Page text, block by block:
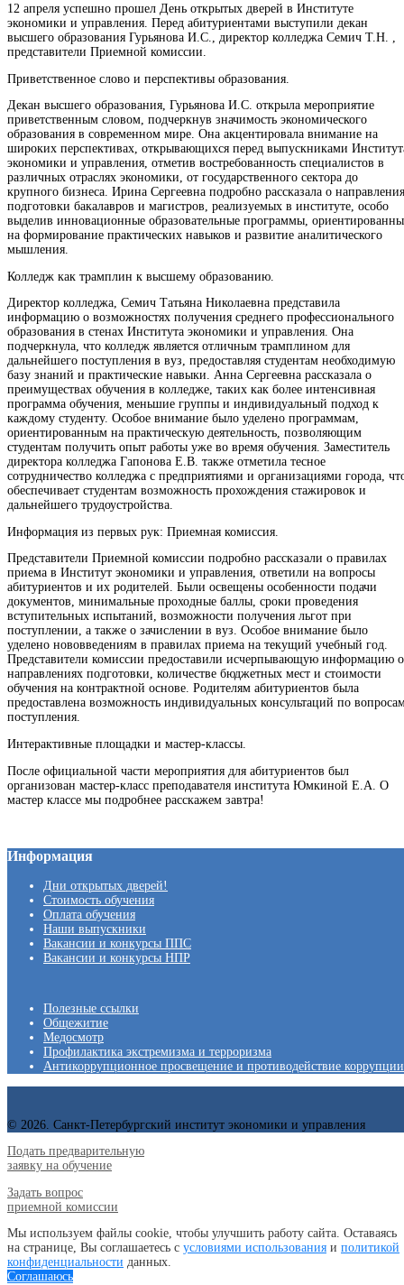
12 апреля успешно прошел День открытых дверей в Институте
экономики и управления. Перед абитуриентами выступили декан
высшего образования Гурьянова И.С., директор колледжа Семич Т.Н. ,
представители Приемной комиссии.
Приветственное слово и перспективы образования.
Декан высшего образования, Гурьянова И.С. открыла мероприятие
приветственным словом, подчеркнув значимость экономического
образования в современном мире. Она акцентировала внимание на
широких перспективах, открывающихся перед выпускниками
экономики и управления, отметив востребованность специалистов в
различных отраслях экономики, от государственного сектора до
крупного бизнеса. Ирина Сергеевна подробно рассказала о
подготовки бакалавров и магистров, реализуемых в институте, особо
выделив инновационные образовательные программы,
на формирование практических навыков и развитие аналитического
мышления.
Колледж как трамплин к высшему образованию.
Директор колледжа, Семич Татьяна Николаевна представила
информацию о возможностях получения среднего профессионального
образования в стенах Института экономики и управления. Она
подчеркнула, что колледж является отличным трамплином для
дальнейшего поступления в вуз, предоставляя студентам необходимую
базу знаний и практические навыки. Анна Сергеевна рассказала о
преимуществах обучения в колледже, таких как более интенсивная
программа обучения, меньшие группы и индивидуальный подход к
каждому студенту. Особое внимание было уделено программам,
ориентированным на практическую деятельность, позволяющим
студентам получить опыт работы уже во время обучения. Заместитель
директора колледжа Гапонова Е.В. также отметила тесное
сотрудничество колледжа с предприятиями и организациями города,
обеспечивает студентам возможность прохождения стажировок и
дальнейшего трудоустройства.
Информация из первых рук: Приемная комиссия.
Представители Приемной комиссии подробно рассказали о правилах
приема в Институт экономики и управления, ответили на вопросы
абитуриентов и их родителей. Были освещены особенности подачи
документов, минимальные проходные баллы, сроки проведения
вступительных испытаний, возможности получения льгот при
поступлении, а также о зачислении в вуз. Особое внимание было
уделено нововведениям в правилах приема на текущий учебный год.
Представители комиссии предоставили исчерпывающую информацию о
направлениях подготовки, количестве бюджетных мест и стоимости
обучения на контрактной основе. Родителям абитуриентов была
предоставлена возможность индивидуальных консультаций по
поступления.
Интерактивные площадки и мастер-классы.
После официальной части мероприятия для абитуриентов был
организован мастер-класс преподавателя института Юмкиной Е.А. О
мастер классе мы подробнее расскажем завтра!
Информация
Дни открытых дверей!
Стоимость обучения
Оплата обучения
Наши выпускники
Вакансии и конкурсы ППС
Вакансии и конкурсы НПР
Полезные ссылки
Общежитие
Медосмотр
Профилактика экстремизма и терроризма
Антикоррупционное просвещение и противодействие коррупции
© 2026. Санкт-Петербургский институт экономики и управления
Подать предварительную
заявку на обучение
Задать вопрос
приемной комиссии
Мы используем файлы cookie, чтобы улучшить работу сайта. Оставаясь
на странице, Вы соглашаетесь с условиями использования и политикой
конфиденциальности данных.
Соглашаюсь